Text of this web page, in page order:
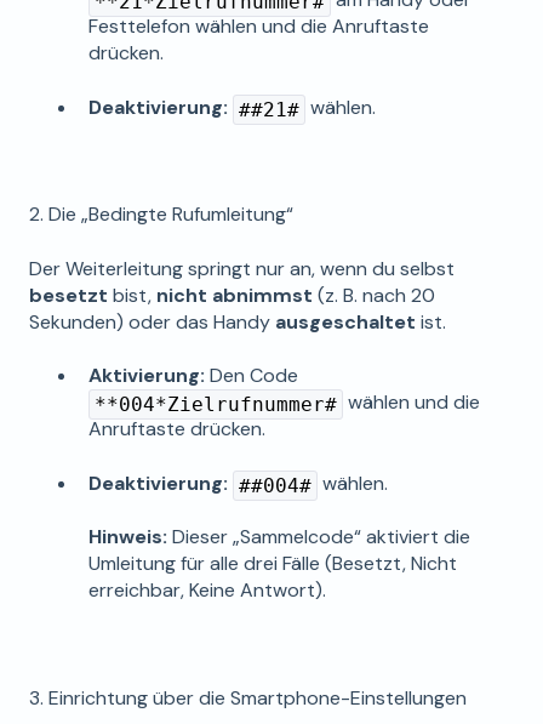
Festtelefon wählen und die Anruftaste
drücken.
Deaktivierung: ##21# wählen.
2. Die „Bedingte Rufumleitung“
Der Weiterleitung springt nur an, wenn du selbst
besetzt bist, nicht abnimmst (z. B. nach 20
Sekunden) oder das Handy ausgeschaltet ist.
Aktivierung: Den Code
**004*Zielrufnummer# wählen und die
Anruftaste drücken.
Deaktivierung: ##004# wählen.
Hinweis: Dieser „Sammelcode“ aktiviert die
Umleitung für alle drei Fälle (Besetzt, Nicht
erreichbar, Keine Antwort).
3. Einrichtung über die Smartphone-Einstellungen